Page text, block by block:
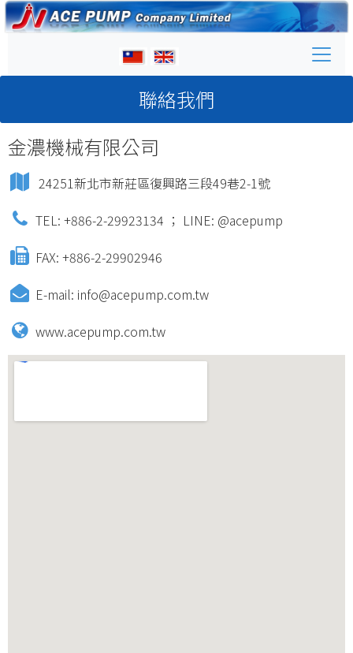
聯絡我們
金濃機械有限公司
24251新北市新莊區復興路三段49巷2-1號
TEL: +886-2-29923134 ； LINE: @acepump
FAX: +886-2-29902946
E-mail: info@acepump.com.tw
www.acepump.com.tw